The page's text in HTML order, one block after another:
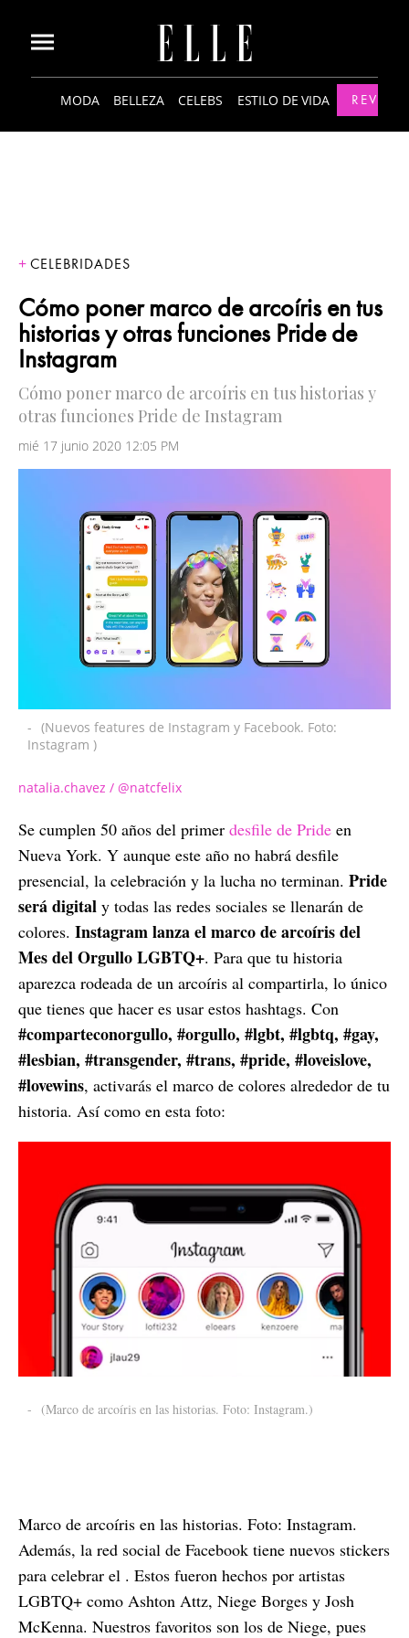
MODA BELLEZA CELEBS ESTILO DE VIDA
CELEBRIDADES
Cómo poner marco de arcoíris en tus
historias y otras funciones Pride de
Instagram
Cómo poner marco de arcoíris en tus historias y
otras funciones Pride de Instagram
mié 17 junio 2020 12:05 PM
- (Nuevos features de Instagram y Facebook. Foto:
Instagram )
natalia.chavez / @natcfelix
Se cumplen 50 años del primer desfile de Pride en
Nueva York. Y aunque este año no habrá desfile
presencial, la celebración y la lucha no terminan. Pride
será digital y todas las redes sociales se llenarán de
colores. Instagram lanza el marco de arcoíris del
Mes del Orgullo LGBTQ+. Para que tu historia
aparezca rodeada de un arcoíris al compartirla, lo único
que tienes que hacer es usar estos hashtags. Con
#comparteconorgullo, #orgullo, #lgbt, #lgbtq, #gay,
#lesbian, #transgender, #trans, #pride, #loveislove,
#lovewins, activarás el marco de colores alrededor de tu
historia. Así como en esta foto:
- (Marco de arcoíris en las historias. Foto: Instagram.)
Marco de arcoíris en las historias. Foto: Instagram.
Además, la red social de Facebook tiene nuevos stickers
para celebrar el . Estos fueron hechos por artistas
LGBTQ+ como Ashton Attz, Niege Borges y Josh
McKenna. Nuestros favoritos son los de Niege, pues